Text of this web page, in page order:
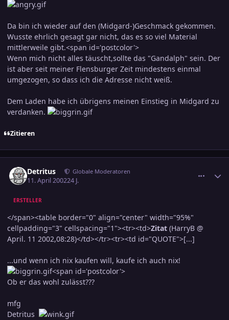
Da bin ich wieder auf den (Midgard-)Geschmack gekommen.
Wusste ehrlich gesagt gar nicht, das es so viel Material
mittlerweile gibt.<span id='postcolor'>
Wenn mich nicht alles täuscht,sollte das "Gandalph" sein. Der
ist aber seit meiner Flensburger Zeit mindestens einmal
umgezogen, so dass ich die Adresse nicht weiß.
Dem Laden habe ich übrigens meinen Einstieg in Midgard zu
verdanken.
Zitieren
Detritus Globale Moderatoren
11. April 200224 J.
ERSTELLER
</span><table border="0" align="center" width="95%"
cellpadding="3" cellspacing="1"><tr><td>Zitat (HarryB @
April. 11 2002,08:28)</td></tr><tr><td id="QUOTE">[...]
...und wenn ich nix kaufen will, kaufe ich auch nix!
<span id='postcolor'>
Ob er das wohl zulässt???
mfg
Detritus